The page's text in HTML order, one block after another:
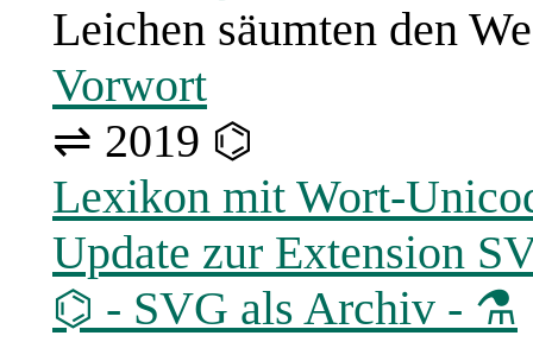
Leichen säumten den
Vorwort
⇌ 2019 ⌬
Lexikon mit Wort-
Update zur Extension
⌬ - SVG als Archiv - ⚗